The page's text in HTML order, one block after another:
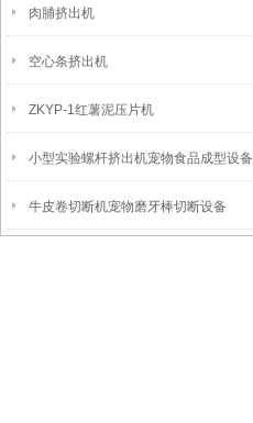
肉脯挤出机
空心条挤出机
ZKYP-1红薯泥压片机
小型实验螺杆挤出机宠物食品成型设备
牛皮卷切断机宠物磨牙棒切断设备